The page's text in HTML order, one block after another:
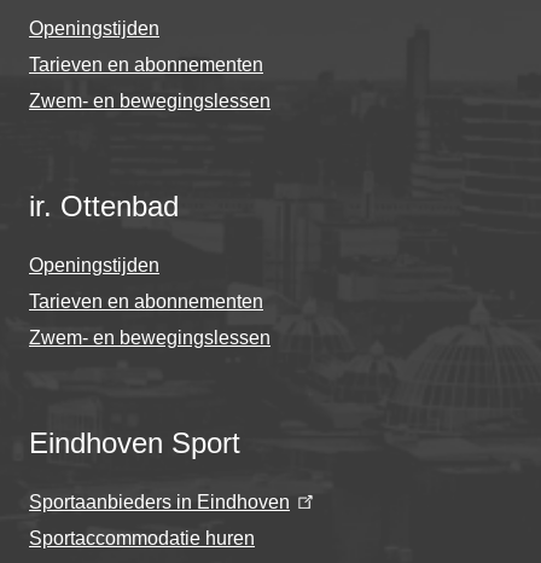
Openingstijden
Tarieven en abonnementen
Zwem- en bewegingslessen
ir. Ottenbad
Openingstijden
Tarieven en abonnementen
Zwem- en bewegingslessen
Eindhoven Sport
Sportaanbieders in Eindhoven
Sportaccommodatie huren